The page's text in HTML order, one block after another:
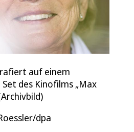
auf einem
des Kinofilms „Max
dpa